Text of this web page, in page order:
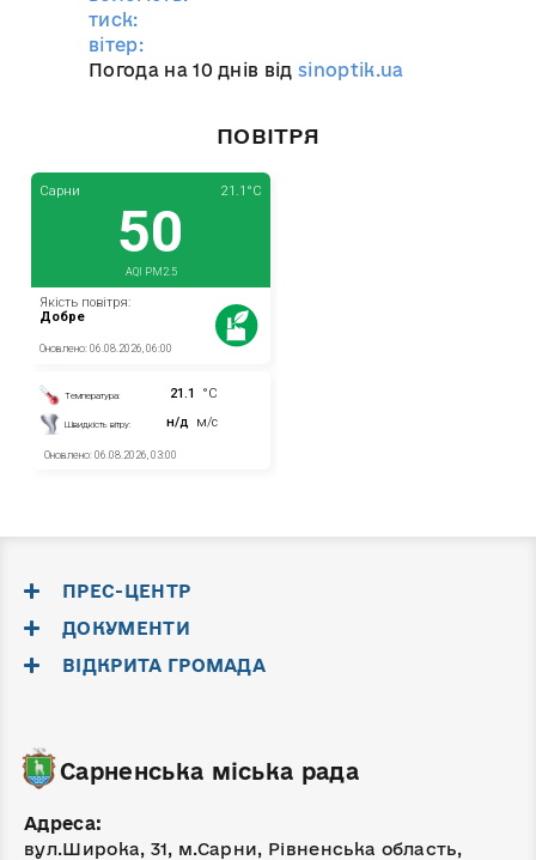
тиск:
вітер:
Погода на 10 днів відsinoptik.ua
ПОВІТРЯ
ПРЕС-ЦЕНТР
ДОКУМЕНТИ
ВІДКРИТА ГРОМАДА
Сарненська міська рада
Адреса:
вул.Широка, 31, м.Сарни, Рівненська область,